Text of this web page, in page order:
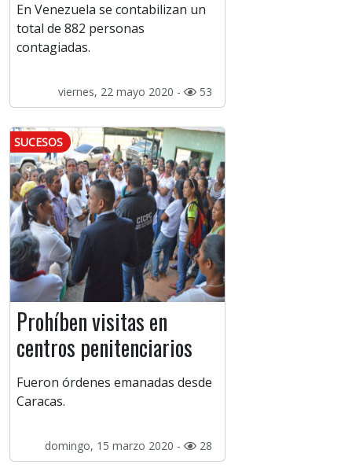
En Venezuela se contabilizan un
total de 882 personas
contagiadas.
viernes, 22 mayo 2020 - 53
SUCESOS
Prohíben visitas en
centros penitenciarios
Fueron órdenes emanadas desde
Caracas.
domingo, 15 marzo 2020 - 28